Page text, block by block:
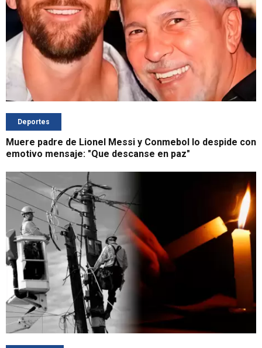
Deportes
Muere padre de Lionel Messi y Conmebol lo despide con
emotivo mensaje: "Que descanse en paz"